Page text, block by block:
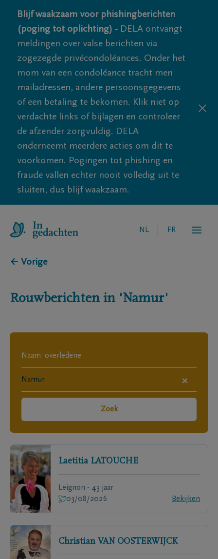
Blijf waakzaam voor phishingberichten
(poging tot oplichting) - DELA ontvangt
meldingen over valse berichten via
zogezegde privécondoléances. Onder het
mom van een condoléance tracht men
mailadressen, andere persoonsgegevens
of een betaling te bekomen. Klik niet op
verdachte links of bijlagen en controleer
de afzender zorgvuldig. DELA
onderneemt meerdere acties om dit te
voorkomen. Pogingen tot phishing en
fraude vallen echter nooit volledig uit te
sluiten, dus blijf waakzaam.
NL FR
← Vorige
Rouwberichten in 'Namur'
×
Zoek
Laetitia LATOUCHE
Leignon - 43 jaar
03/08/2026
Bekijken
Christian VAN OOSTERWIJCK